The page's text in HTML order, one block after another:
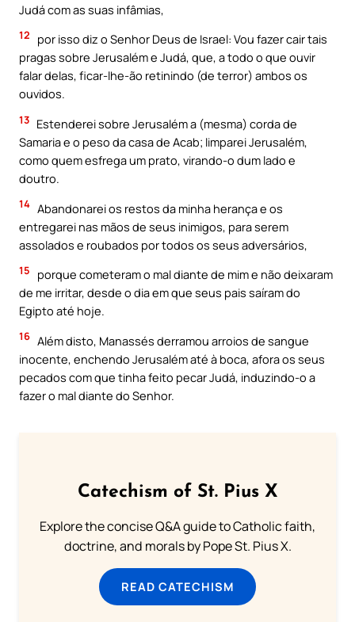
Judá com as suas infâmias,
12
por isso diz o Senhor Deus de Israel: Vou fazer cair tais
pragas sobre Jerusalém e Judá, que, a todo o que ouvir
falar delas, ficar-lhe-ão retinindo (de terror) ambos os
ouvidos.
13 Estenderei sobre Jerusalém a (mesma) corda de
Samaria e o peso da casa de Acab; limparei Jerusalém,
como quem esfrega um prato, virando-o dum lado e
doutro.
14 Abandonarei os restos da minha herança e os
entregarei nas mãos de seus inimigos, para serem
assolados e roubados por todos os seus adversários,
15
porque cometeram o mal diante de mim e não deixaram
de me irritar, desde o dia em que seus pais saíram do
Egipto até hoje.
16 Além disto, Manassés derramou arroios de sangue
inocente, enchendo Jerusalém até à boca, afora os seus
pecados com que tinha feito pecar Judá, induzindo-o a
fazer o mal diante do Senhor.
Catechism of St. Pius X
Explore the concise Q&A guide to Catholic faith,
doctrine, and morals by Pope St. Pius X.
READ CATECHISM